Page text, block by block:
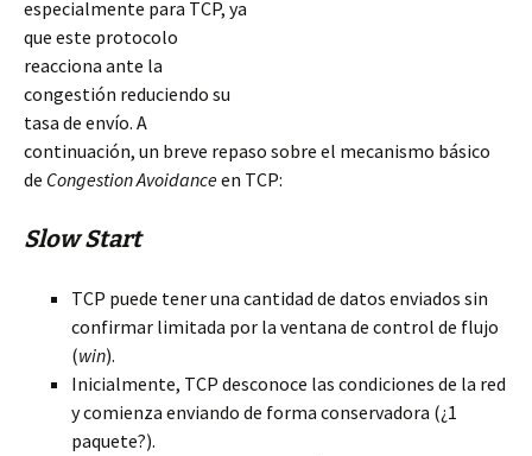
especialmente para TCP, ya
que este protocolo
reacciona ante la
congestión reduciendo su
tasa de envío. A
continuación, un breve repaso sobre el mecanismo básico
de Congestion Avoidanceen TCP:
Slow Start
TCP puede tener una cantidad de datos enviados sin
confirmar limitada por la ventana de control de flujo
(win).
Inicialmente, TCP desconoce las condiciones de la red
y comienza enviando de forma conservadora (¿1
paquete?).